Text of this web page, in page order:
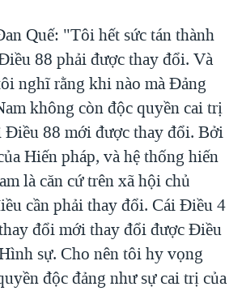
Quế: "Tôi hết sức tán thành
88 phải được thay đổi. Và
nghĩ rằng khi nào mà Đảng
không còn độc quyền cai trị
Điều 88 mới được thay đổi. Bởi
Hiến pháp, và hệ thống hiến
là căn cứ trên xã hội chủ
cần phải thay đổi. Cái Điều 4
đổi mới thay đổi được Điều
sự. Cho nên tôi hy vọng
độc đảng như sự cai trị của